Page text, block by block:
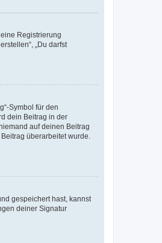
Registrierung
„Du darfst
Symbol für den
dein Beitrag in der
auf deinen Beitrag
überarbeitet wurde.
gespeichert hast, kannst
deiner Signatur